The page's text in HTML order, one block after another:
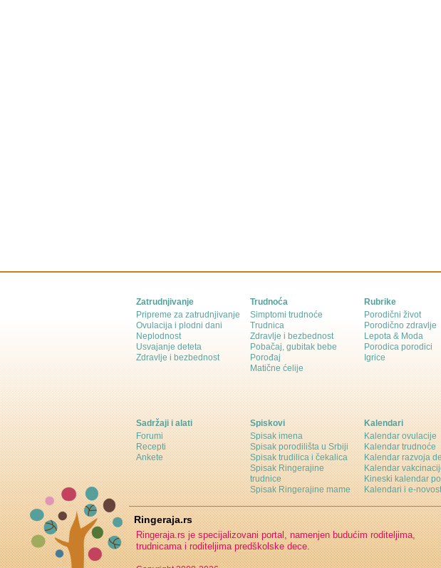
Zatrudnjivanje
Pripreme za zatrudnjivanje
Ovulacija i plodni dani
Neplodnost
Usvajanje deteta
Zdravlje i bezbednost
Trudnoća
Simptomi trudnoće
Trudnica
Zdravlje i bezbednost
Pobačaj, gubitak bebe
Porođaj
Matične ćelije
Rubrike
Porodični život
Porodično zdravlje
Lepota & Moda
Porodica porodici
Igrice
Sadržaji i alati
Forumi
Recepti
Ankete
Spiskovi
Spisak imena
Spisak porodilišta u Srbiji
Spisak trudilica i čekalica
Spisak Ringerajine
trudnice
Spisak Ringerajine mame
Kalendari
Kalendar ovulacije
Kalendar trudnoće
Kalendar razvoja
Kalendar
Kineski kalendar
Kalendari i e-
Ringeraja.rs
Ringeraja.rs je specijalizovani portal, namenjen budućim roditeljima,
trudnicama i roditeljima predškolske dece.